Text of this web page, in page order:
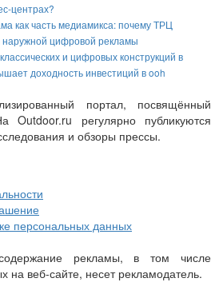
центрах?
как часть медиамикса: почему ТРЦ
цифровой рекламы
и цифровых конструкций в
доходность инвестиций в ooh
портал, посвящённый
Outdoor.ru регулярно публикуются
и обзоры прессы.
персональных данных
содержание рекламы, в том числе
на веб-сайте, несет рекламодатель.